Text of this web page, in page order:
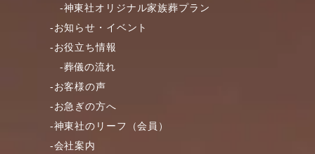
-神東社オリジナル家族葬プラン
-お知らせ・イベント
-お役立ち情報
-葬儀の流れ
-お客様の声
-お急ぎの方へ
-神東社のリーフ（会員）
-会社案内